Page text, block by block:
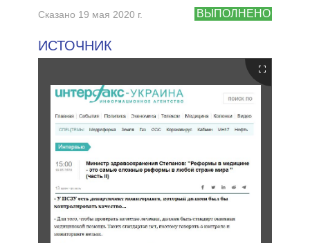
ВЫПОЛНЕНО
Сказано 19 мая 2020 г.
ИСТОЧНИК